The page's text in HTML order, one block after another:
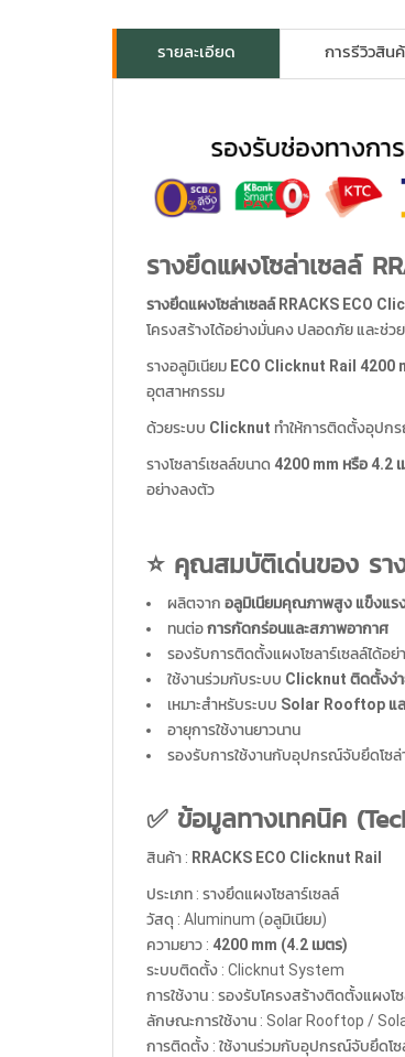
รายละเอียด การรีวิวสิน
รางยึดแผงโซล่าเซลล์
รางยึดแผงโซล่าเซลล์ RRACKS ECO
โครงสร้างได้อย่างมั่นคง ปลอดภัย และช่
รางอลูมิเนียม ECO Clicknut Rail 4200
อุตสาหกรรม
ด้วยระบบ Clicknut ทำให้การติดตั้งอุปก
รางโซลาร์เซลล์ขนาด 4200 mm หรือ 4.2
อย่างลงตัว
⭐ คุณสมบัติเด่นของ รา
ผลิตจาก อลูมิเนียมคุณภาพสูง แข็งแร
ทนต่อการกัดกร่อนและสภาพอากาศ
รองรับการติดตั้งแผงโซลาร์เซลล์ได้อย่
ใช้งานร่วมกับระบบ Clicknut ติดตั้งง่า
เหมาะสำหรับระบบ Solar Rooftop แ
อายุการใช้งานยาวนาน
รองรับการใช้งานกับอุปกรณ์จับยึดโซล่
✅ ข้อมูลทางเทคนิค
สินค้า : RRACKS ECO Clicknut Rail
ประเภท : รางยึดแผงโซลาร์เซลล์
วัสดุ : Aluminum (อลูมิเนียม)
ความยาว : 4200 mm (4.2 เมตร)
ระบบติดตั้ง : Clicknut System
การใช้งาน : รองรับโครงสร้างติดตั้งแผงโ
ลักษณะการใช้งาน : Solar Rooftop /
การติดตั้ง : ใช้งานร่วมกับอุปกรณ์จับยึดโซ